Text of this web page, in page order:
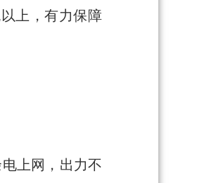
上，有力保障
上网，出力不